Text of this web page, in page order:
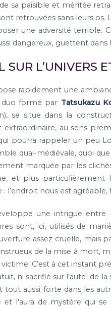
sa paisible et méritée
retrouvées sans leurs os.
une adversité terrible.
dangereux, guettent dans
SUR L’UNIVERS
rapidement une
duo formé par Tatsukazu
se situe dans la
au sens
pourra rappeler un peu
quai-médiévale, quoi
marquée par les
et plus particulièrement
l’endroit nous est
une intrigue entre
sont, ici, utilisés de
assez cruelle, mais
de la mise à mort,
C’est à cet instant
ni sacrifié sur l’autel de
tout aussi forte dans les
et l’aura de mystère qui